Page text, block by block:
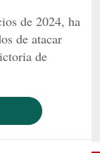
de 2024, ha
de atacar
de